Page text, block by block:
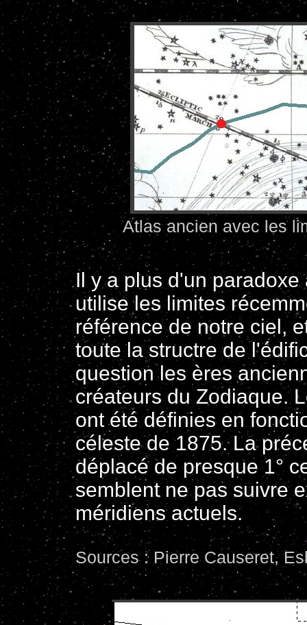
Atlas ancien avec les
Il y a plus d'un
utilise les limites
référence de notre ciel,
toute la structre de
question les ères
créateurs du Zodiaque.
ont été définies en
céleste de 1875. La
déplacé de presque 1°
semblent ne pas suivre
méridiens actuels.
Sources : Pierre Causeret,